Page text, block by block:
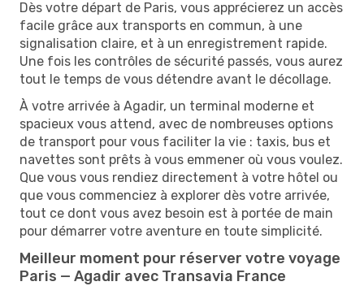
Dès votre départ de Paris, vous apprécierez un accès
facile grâce aux transports en commun, à une
signalisation claire, et à un enregistrement rapide.
Une fois les contrôles de sécurité passés, vous aurez
tout le temps de vous détendre avant le décollage.
À votre arrivée à Agadir, un terminal moderne et
spacieux vous attend, avec de nombreuses options
de transport pour vous faciliter la vie : taxis, bus et
navettes sont prêts à vous emmener où vous voulez.
Que vous vous rendiez directement à votre hôtel ou
que vous commenciez à explorer dès votre arrivée,
tout ce dont vous avez besoin est à portée de main
pour démarrer votre aventure en toute simplicité.
Meilleur moment pour réserver votre voyage
Paris — Agadir avec Transavia France